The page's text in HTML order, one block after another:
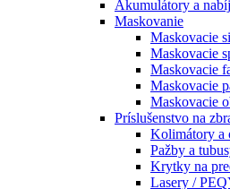
Akumulátory a
Maskovanie
Maskovacie
Maskovacie
Maskovacie
Maskovacie
Maskovacie
Príslušenstvo na
Kolimátory a
Pažby a
Krytky na
Lasery /